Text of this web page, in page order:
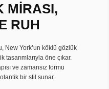
MİRASI,
RUH
New York’un köklü gözlük
öne çıkar.
ve zamansız formu
bir stil sunar.